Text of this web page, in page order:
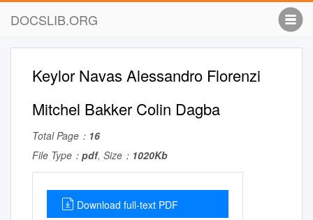
DOCSLIB.ORG
Keylor Navas Alessandro Florenzi
Mitchel Bakker Colin Dagba
Total Page： 16
File Type： pdf, Size： 1020Kb
Download full-text PDF